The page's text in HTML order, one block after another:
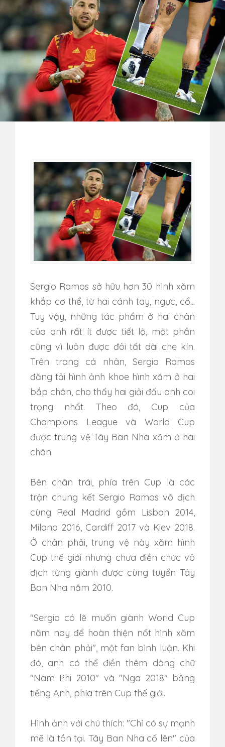
Sergio Ramos sở hữu hơn 30 hình xăm
khắp cơ thể, từ hai cánh tay, ngực, cổ...
Tuy vậy, những tác phẩm ở hai chân
của anh rất ít được tiết lộ, một phần
cũng vì luôn được đôi tất dài che kín.
Trên trang cá nhân, Sergio Ramos
đăng tải hình ảnh khoe hình xăm ở hai
bắp chân, cho thấy hai giải đấu anh coi
trọng nhất. Theo đó, Cup của
Champions League và World Cup
được trung vệ Tây Ban Nha xăm ở hai
chân.
Bên chân trái, phía trên Cup là các
trận chung kết Sergio Ramos vô địch
cùng Real Madrid gồm Lisbon 2014,
Milano 2016, Cardiff 2017 và Kiev 2018.
Ở chân phải, trung vệ này xăm hình
Cup thế giới nhưng chưa điền chức vô
địch từng giành được cùng tuyển Tây
Ban Nha năm 2010.
"Sergio có lẽ muốn giành World Cup
năm nay để hoàn thiện nốt hình xăm
bên chân phải", một fan bình luận. Khi
đó, anh có thể điền thêm dòng chữ
"Nam Phi 2010" và "Nga 2018" bằng
tiếng Anh, phía trên Cup thế giới.
Hình ảnh với chú thích: "Chỉ có sự mạnh
mẽ là tồn tại. Tây Ban Nha cố lên" của